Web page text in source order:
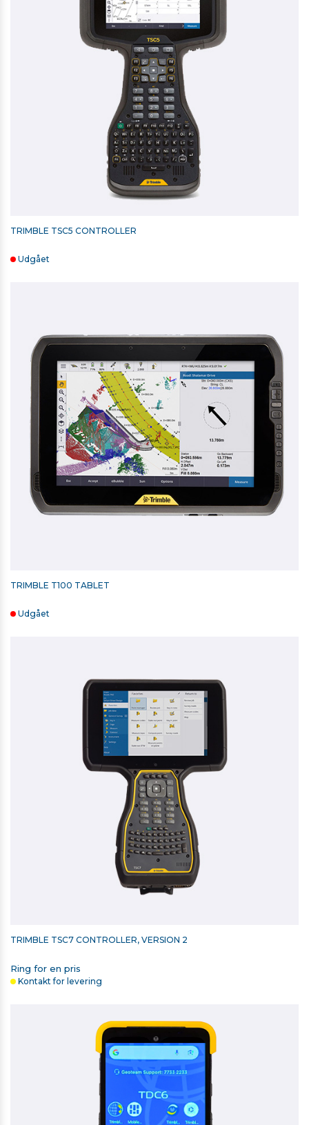
Driftstid Robot, med kamera: 7,5 timer med 1 batteri
IP-KLASSIFICERING: IP65
Kommunikation: Radio
Driftstemperaturområde: -20 til +50 grader
TRIMBLE AFSÆTNINGSPRISME / MINIPRISME (-18)
2.475,00 kr. ekskl. moms
Kontakt for levering
SECO TREBENET STATIV TIL TOTALSTATIONER OG
SCANNERE
4.277,00 kr. ekskl. moms
RETROMÆRKE 20MM X 20MM
10,00 kr. ekskl. moms
TRIMBLE TSC5 CONTROLLER
Udgået
TRIMBLE T100 TABLET
Udgået
TRIMBLE TSC7 CONTROLLER, VERSION 2
Ring for en pris
Kontakt for levering